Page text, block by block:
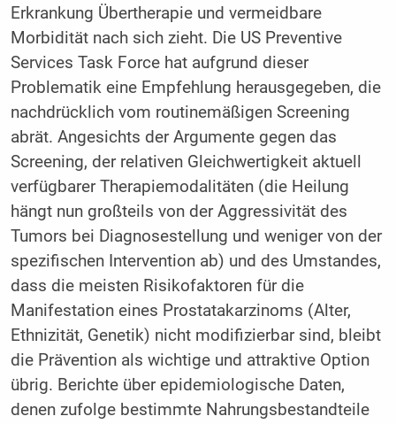
Erkrankung Übertherapie und vermeidbare
Morbidität nach sich zieht. Die US Preventive
Services Task Force hat aufgrund dieser
Problematik eine Empfehlung herausgegeben, die
nachdrücklich vom routinemäßigen Screening
abrät. Angesichts der Argumente gegen das
Screening, der relativen Gleichwertigkeit aktuell
verfügbarer Therapiemodalitäten (die Heilung
hängt nun großteils von der Aggressivität des
Tumors bei Diagnosestellung und weniger von der
spezifischen Intervention ab) und des Umstandes,
dass die meisten Risikofaktoren für die
Manifestation eines Prostatakarzinoms (Alter,
Ethnizität, Genetik) nicht modifizierbar sind, bleibt
die Prävention als wichtige und attraktive Option
übrig. Berichte über epidemiologische Daten,
denen zufolge bestimmte Nahrungsbestandteile